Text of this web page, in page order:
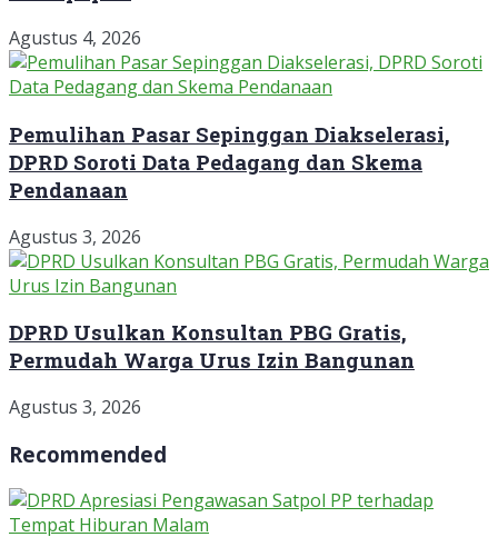
Agustus 4, 2026
Pemulihan Pasar Sepinggan Diakselerasi,
DPRD Soroti Data Pedagang dan Skema
Pendanaan
Agustus 3, 2026
DPRD Usulkan Konsultan PBG Gratis,
Permudah Warga Urus Izin Bangunan
Agustus 3, 2026
Recommended